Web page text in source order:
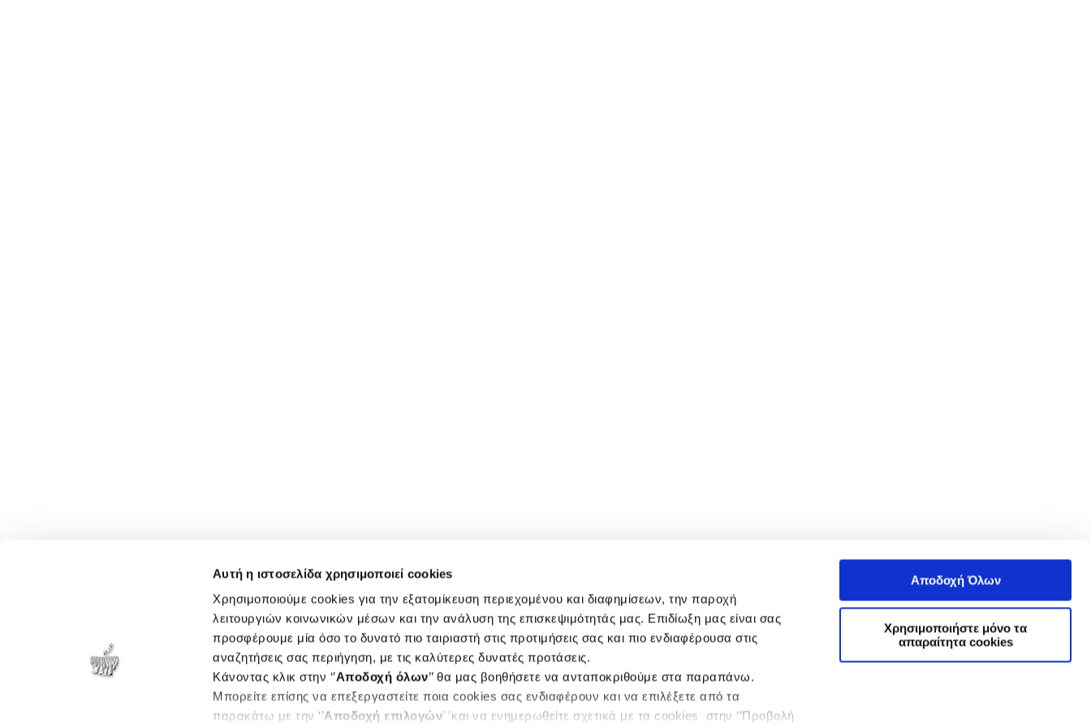
Αυτή η ιστοσελίδα χρησιμοποιεί cookies
Χρησιμοποιούμε cookies για την εξατομίκευση περιεχομένου και διαφημίσεων, την παροχή
λειτουργιών κοινωνικών μέσων και την ανάλυση της επισκεψιμότητάς μας. Επιδίωξη μας είναι σας
προσφέρουμε μία όσο το δυνατό πιο ταιριαστή στις προτιμήσεις σας και πιο ενδιαφέρουσα στις
αναζητήσεις σας περιήγηση, με τις καλύτερες δυνατές προτάσεις.
Κάνοντας κλικ στην ‘’Αποδοχή όλων’’ θα μας βοηθήσετε να ανταποκριθούμε στα παραπάνω.
Μπορείτε επίσης να επεξεργαστείτε ποια cookies σας ενδιαφέρουν και να επιλέξετε από τα
παρακάτω με την ‘’Αποδοχή επιλογών΄΄και να ενημερωθείτε σχετικά με τα cookies στην ‘’Προβολή
Αποδοχή Όλων
Χρησιμοποιήστε μόνο τα
απαραίτητα cookies